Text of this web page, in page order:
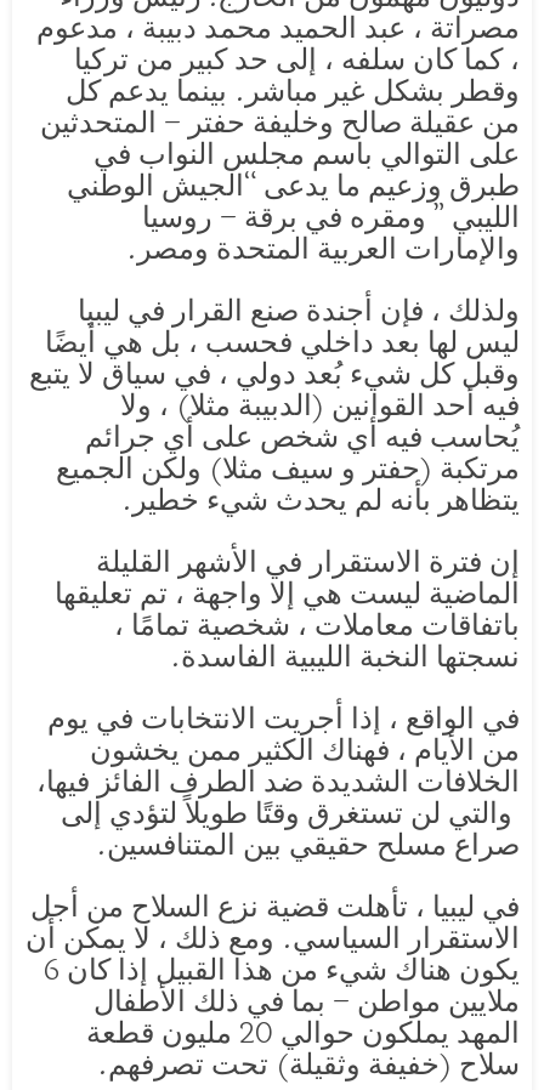
مصراتة ، عبد الحميد محمد دبيبة ، مدعوم
، كما كان سلفه ، إلى حد كبير من تركيا
وقطر بشكل غير مباشر. بينما يدعم كل
من عقيلة صالح وخليفة حفتر – المتحدثين
على التوالي باسم مجلس النواب في
طبرق وزعيم ما يدعى “الجيش الوطني
الليبي ” ومقره في برقة – روسيا
والإمارات العربية المتحدة ومصر.
ولذلك ، فإن أجندة صنع القرار في ليبيا
ليس لها بعد داخلي فحسب ، بل هي أيضًا
وقبل كل شيء بُعد دولي ، في سياق لا يتبع
فيه أحد القوانين (الدبيبة مثلا) ، ولا
يُحاسب فيه أي شخص على أي جرائم
مرتكبة (حفتر و سيف مثلا) ولكن الجميع
يتظاهر بأنه لم يحدث شيء خطير.
إن فترة الاستقرار في الأشهر القليلة
الماضية ليست هي إلا واجهة ، تم تعليقها
باتفاقات معاملات ، شخصية تمامًا ،
نسجتها النخبة الليبية الفاسدة.
في الواقع ، إذا أجريت الانتخابات في يوم
من الأيام ، فهناك الكثير ممن يخشون
الخلافات الشديدة ضد الطرف الفائز فيها،
والتي لن تستغرق وقتًا طويلاً لتؤدي إلى
صراع مسلح حقيقي بين المتنافسين.
في ليبيا ، تأهلت قضية نزع السلاح من أجل
الاستقرار السياسي. ومع ذلك ، لا يمكن أن
يكون هناك شيء من هذا القبيل إذا كان 6
ملايين مواطن – بما في ذلك الأطفال
المهد يملكون حوالي 20 مليون قطعة
سلاح (خفيفة وثقيلة) تحت تصرفهم.